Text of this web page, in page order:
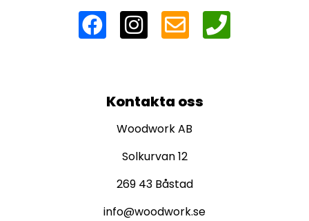
Kontakta oss
Woodwork AB
Solkurvan 12
269 43 Båstad
info@woodwork.se